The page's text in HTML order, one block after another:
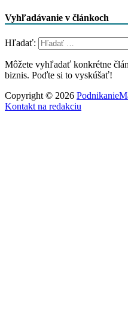
Vyhľadávanie v článkoch
Hľadať:
Môžete vyhľadať konkrétne
biznis. Poďte si to vyskúšať!
Copyright © 2026
Kontakt na redakciu